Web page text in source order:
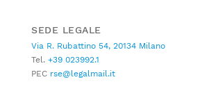
SEDE LEGALE
Via R. Rubattino 54, 20134 Milano
Tel. +39 023992.1
PEC rse@legalmail.it